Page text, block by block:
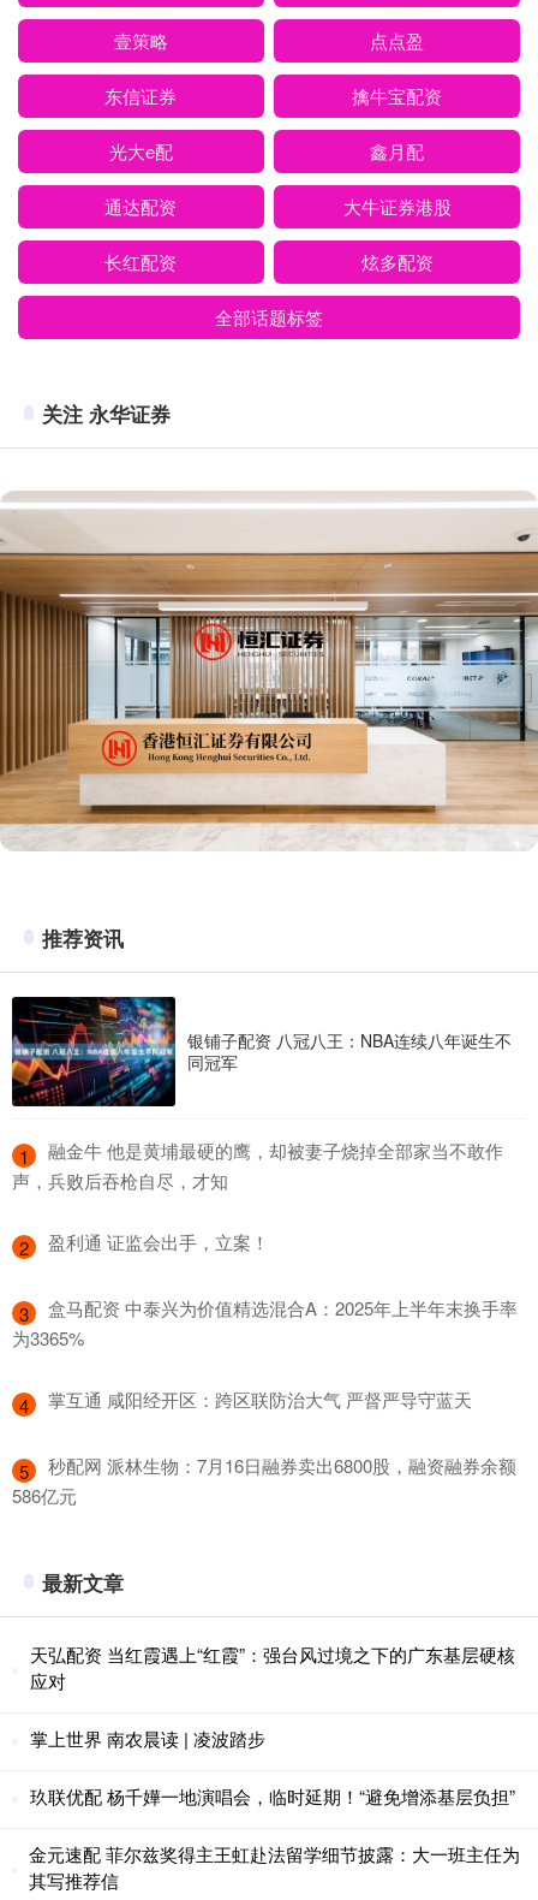
壹策略 点点盈
东信证券 擒牛宝配资
光大e配 鑫月配
通达配资 大牛证券港股
长红配资 炫多配资
全部话题标签
关注 永华证券
推荐资讯
银铺子配资 八冠八王：NBA连续八年诞生不
同冠军
1
​融金牛 他是黄埔最硬的鹰，却被妻子烧掉全部家当不敢作
声，兵败后吞枪自尽，才知
2 ​盈利通 证监会出手，立案！
3
​盒马配资 中泰兴为价值精选混合A：2025年上半年末换手率
为3365%
4 ​掌互通 咸阳经开区：跨区联防治大气 严督严导守蓝天
5
​秒配网 派林生物：7月16日融券卖出6800股，融资融券余额
586亿元
最新文章
天弘配资 当红霞遇上“红霞”：强台风过境之下的广东基层硬核
应对
掌上世界 南农晨读 | 凌波踏步
玖联优配 杨千嬅一地演唱会，临时延期！“避免增添基层负担”
金元速配 菲尔兹奖得主王虹赴法留学细节披露：大一班主任为
其写推荐信